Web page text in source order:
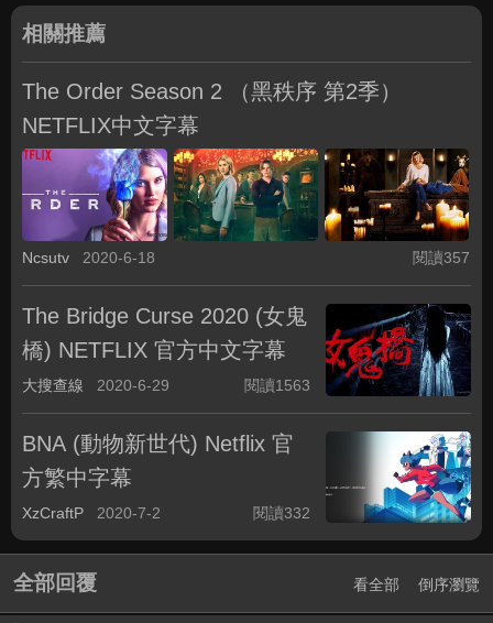
相關推薦
The Order Season 2 （黑秩序 第2季）
NETFLIX中文字幕
Ncsutv 2020-6-18 閱讀357
The Bridge Curse 2020 (女鬼
橋) NETFLIX 官方中文字幕
大搜查線 2020-6-29 閱讀1563
BNA (動物新世代) Netflix 官
方繁中字幕
XzCraftP 2020-7-2 閱讀332
全部回覆 看全部 倒序瀏覽